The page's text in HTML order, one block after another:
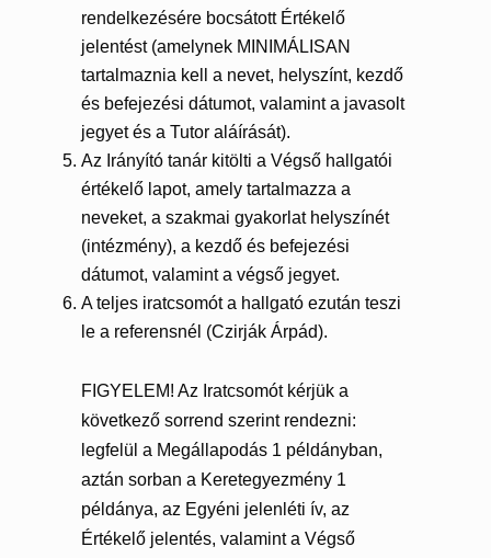
rendelkezésére bocsátott Értékelő
jelentést (amelynek MINIMÁLISAN
tartalmaznia kell a nevet, helyszínt, kezdő
és befejezési dátumot, valamint a javasolt
jegyet és a Tutor aláírását).
Az Irányító tanár kitölti a Végső hallgatói
értékelő lapot, amely tartalmazza a
neveket, a szakmai gyakorlat helyszínét
(intézmény), a kezdő és befejezési
dátumot, valamint a végső jegyet.
A teljes iratcsomót a hallgató ezután teszi
le a referensnél (Czirják Árpád).
FIGYELEM! Az Iratcsomót kérjük a
következő sorrend szerint rendezni:
legfelül a Megállapodás 1 példányban,
aztán sorban a Keretegyezmény 1
példánya, az Egyéni jelenléti ív, az
Értékelő jelentés, valamint a Végső